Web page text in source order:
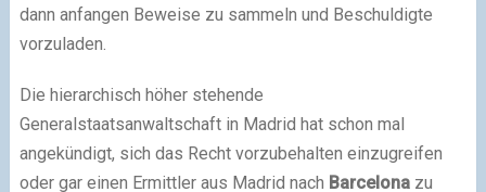
dann anfangen Beweise zu sammeln und Beschuldigte
vorzuladen.
Die hierarchisch höher stehende
Generalstaatsanwaltschaft in Madrid hat schon mal
angekündigt, sich das Recht vorzubehalten einzugreifen
oder gar einen Ermittler aus Madrid nach Barcelonazu